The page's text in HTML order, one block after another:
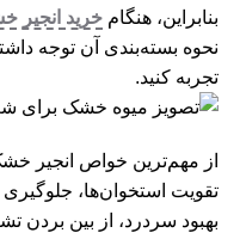
بنابراین، هنگام خرید انجیر
نحوه بسته‌بندی آن توجه
تجربه کنید.
از مهم‌ترین خواص انجیر
تقویت استخوان‌ها،
بهبود سردرد، از بین بردن